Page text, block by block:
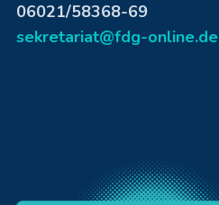
06021/58368-69
sekretariat@fdg-online.de